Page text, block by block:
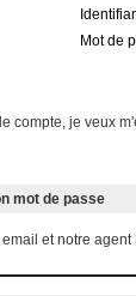
Mot de
compte, je veux
mot de passe
email et notre